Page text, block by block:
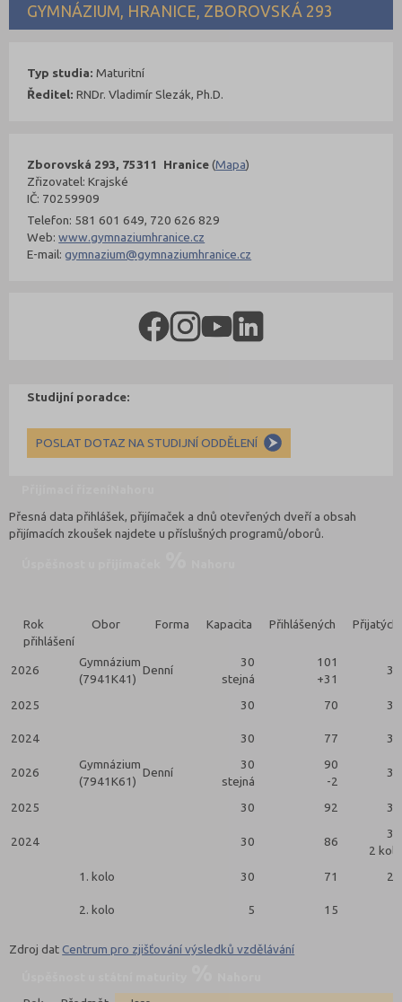
GYMNÁZIUM, HRANICE, ZBOROVSKÁ 293
Zborovská 293, 75311 Hranice(Mapa)
Zřizovatel: Krajské
IČ: 70259909
Telefon: 581 601 649, 720 626 829
Web:www.gymnaziumhranice.cz
E-mail:gymnazium@gymnaziumhranice.cz
Typ studia: Maturitní
Ředitel: RNDr. Vladimír Slezák, Ph.D.
Studijní poradce:
POSLAT DOTAZ NA STUDIJNÍ ODDĚLENÍ
Přesná data přihlášek, přijímaček a dnů otevřených dveří a obsah
přijímacích zkoušek najdete u příslušných programů/oborů.
Rok
přihlášení
Obor Forma Kapacita Přihlášených Přijatých
2026
Gymnázium
(7941K41)
Denní
30
stejná
101
+31
30
2025 30 70 30
2024 30 77 30
2026
Gymnázium
(7941K61)
Denní
30
stejná
90
-2
30
2025 30 92 30
2024 30 86
30
2 kola
1. kolo
30 71 25
2. kolo 5 15
Zdroj datCentrum pro zjišťování výsledků vzdělávání